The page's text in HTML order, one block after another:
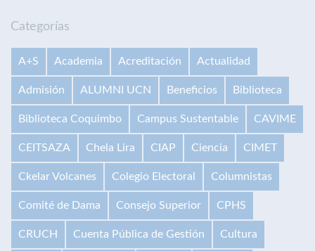
Categorías
A+S Academia Acreditación Actualidad
Admisión ALUMNI UCN Beneficios Biblioteca
Biblioteca Coquimbo Campus Sustentable CAVIME
CEITSAZA Chela Lira CIAP Ciencia CIMET
Ckelar Volcanes Colegio Electoral Columnistas
Comité de Dama Consejo Superior CPHS
CRUCH Cuenta Pública de Gestión Cultura